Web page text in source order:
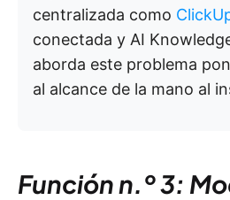
centralizada como
conectada y AI
aborda este problema
al alcance de la mano al
Función n.º 3: